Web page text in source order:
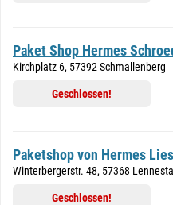
Paket Shop Hermes
Kirchplatz 6, 57392 Schmallenberg
Geschlossen!
Paketshop von Hermes
Winterbergerstr. 48, 57368
Geschlossen!